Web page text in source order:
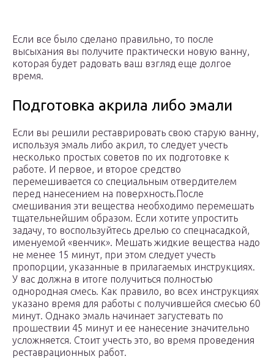
Если все было сделано правильно, то после
высыхания вы получите практически новую ванну,
которая будет радовать ваш взгляд еще долгое
время.
Подготовка акрила либо эмали
Если вы решили реставрировать свою старую ванну,
используя эмаль либо акрил, то следует учесть
несколько простых советов по их подготовке к
работе. И первое, и второе средство
перемешивается со специальным отвердителем
перед нанесением на поверхность.После
смешивания эти вещества необходимо перемешать
тщательнейшим образом. Если хотите упростить
задачу, то воспользуйтесь дрелью со спецнасадкой,
именуемой «венчик». Мешать жидкие вещества надо
не менее 15 минут, при этом следует учесть
пропорции, указанные в прилагаемых инструкциях.
У вас должна в итоге получиться полностью
однородная смесь. Как правило, во всех инструкциях
указано время для работы с получившейся смесью 60
минут. Однако эмаль начинает загустевать по
прошествии 45 минут и ее нанесение значительно
усложняется. Стоит учесть это, во время проведения
реставрационных работ.